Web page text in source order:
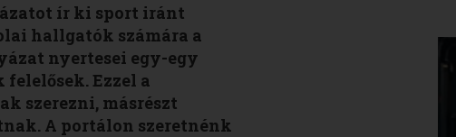
ír ki sport iránt
hallgatók számára a
nyertesei egy-egy
Ezzel a
szerezni, másrészt
A portálon szeretnénk